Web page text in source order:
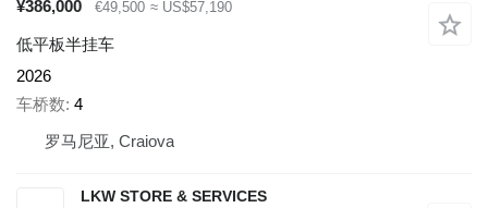
¥386,000
€49,500 ≈ US$57,190
低平板半挂车
2026
车桥数 4
罗马尼亚, Craiova
LKW STORE & SERVICES